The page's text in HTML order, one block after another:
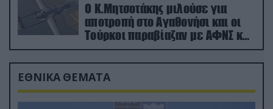
Ο Κ.Μητσοτάκης μιλούσε για
αποτροπή στο Αγαθονήσι και οι
Τούρκοι παραβίαζαν με ΑΦΝΣ και
drone
ΕΘΝΙΚΑ ΘΕΜΑΤΑ